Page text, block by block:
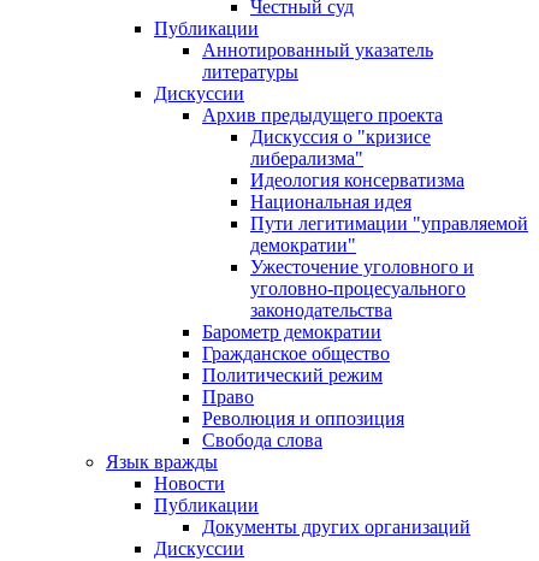
Честный суд
Публикации
Аннотированный указатель
литературы
Дискуссии
Архив предыдущего проекта
Дискуссия о "кризисе
либерализма"
Идеология консерватизма
Национальная идея
Пути легитимации "управляемой
демократии"
Ужесточение уголовного и
уголовно-процесуального
законодательства
Барометр демократии
Гражданское общество
Политический режим
Право
Революция и оппозиция
Свобода слова
Язык вражды
Новости
Публикации
Документы других организаций
Дискуссии